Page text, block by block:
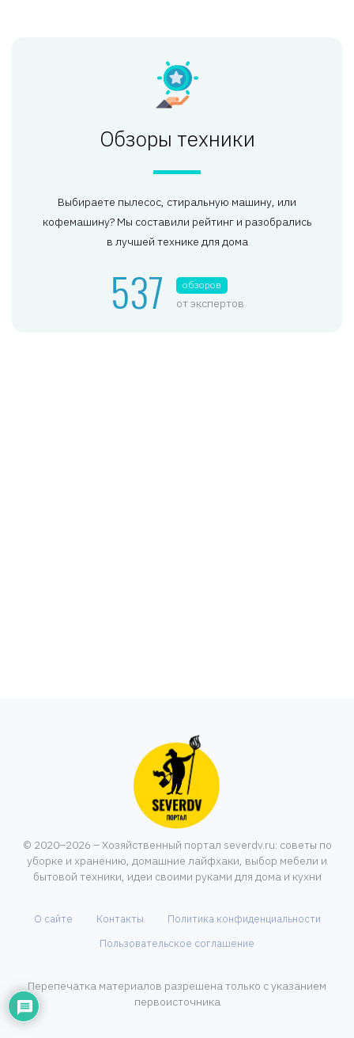
Обзоры техники
Выбираете пылесос, стиральную машину, или
кофемашину? Мы составили рейтинг и разобрались
в лучшей технике для дома
537 обзоров
от экспертов
© 2020–2026 – Хозяйственный портал severdv.ru: советы по
уборке и хранению, домашние лайфхаки, выбор мебели и
бытовой техники, идеи своими руками для дома и кухни
О сайте Контакты
Политика конфиденциальности
Пользовательское соглашение
Перепечатка материалов разрешена только с указанием
первоисточника